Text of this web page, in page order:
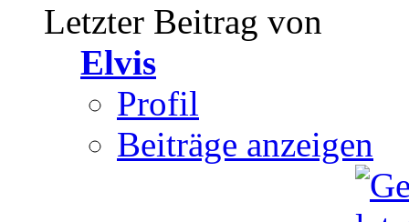
Letzter Beitrag von
Elvis
Profil
Beiträge anzeigen